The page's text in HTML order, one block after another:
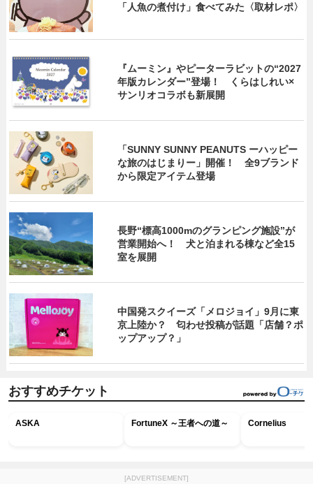
「人魚の煮付け」食べてみた〈取材レポ〉
『ムーミン』やピーターラビットの“2027
年版カレンダー”登場！ くらはしれい×
サンリオコラボも新展開
「SUNNY SUNNY PEANUTS ーハッピー
な旅のはじまりー」開催！ 全9ブランド
から限定アイテム登場
長野“標高1000mのグランピング施設”が
営業開始へ！ 犬と泊まれる棟など全15
室を展開
中国発スクイーズ「メロジョイ」9月に東
京上陸か？ 匂わせ投稿が話題「店舗？ポ
ップアップ？」
おすすめチケット
ASKA FortuneX ～王者への道～ Cornelius
[ADVERTISEMENT]